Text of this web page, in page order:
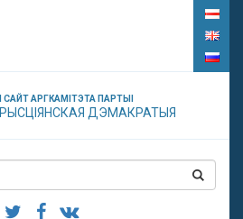
АРГКАМІТЭТА ПАРТЫІ
ДЭМАКРАТЫЯ